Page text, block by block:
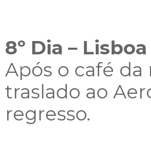
8º Dia –
Após o café
traslado ao
regresso.